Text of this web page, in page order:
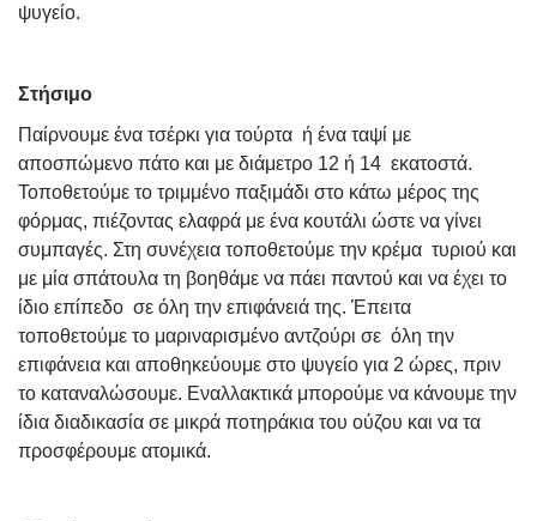
ψυγείο.
Στήσιμο
Παίρνουμε ένα τσέρκι για τούρτα ή ένα ταψί με
αποσπώμενο πάτο και με διάμετρο 12 ή 14 εκατοστά.
Τοποθετούμε το τριμμένο παξιμάδι στο κάτω μέρος της
φόρμας, πιέζοντας ελαφρά με ένα κουτάλι ώστε να γίνει
συμπαγές. Στη συνέχεια τοποθετούμε την κρέμα τυριού και
με μία σπάτουλα τη βοηθάμε να πάει παντού και να έχει το
ίδιο επίπεδο σε όλη την επιφάνειά της. Έπειτα
τοποθετούμε το μαριναρισμένο αντζούρι σε όλη την
επιφάνεια και αποθηκεύουμε στο ψυγείο για 2 ώρες, πριν
το καταναλώσουμε. Εναλλακτικά μπορούμε να κάνουμε την
ίδια διαδικασία σε μικρά ποτηράκια του ούζου και να τα
προσφέρουμε ατομικά.